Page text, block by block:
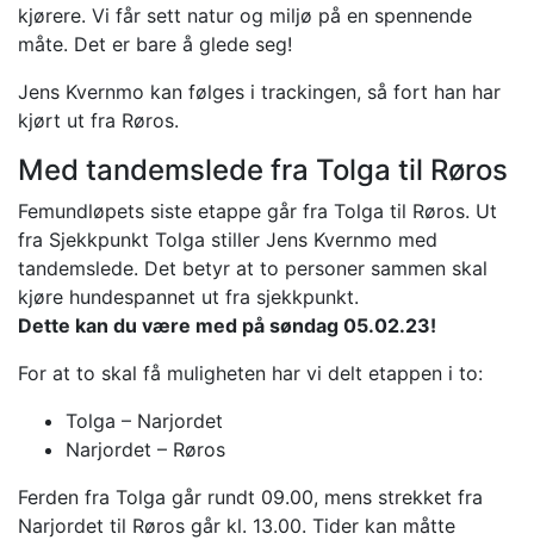
kjørere. Vi får sett natur og miljø på en spennende
måte. Det er bare å glede seg!
Jens Kvernmo kan følges i trackingen, så fort han har
kjørt ut fra Røros.
Med tandemslede fra Tolga til Røros
Femundløpets siste etappe går fra Tolga til Røros. Ut
fra Sjekkpunkt Tolga stiller Jens Kvernmo med
tandemslede. Det betyr at to personer sammen skal
kjøre hundespannet ut fra sjekkpunkt.
Dette kan du være med på søndag 05.02.23!
For at to skal få muligheten har vi delt etappen i to:
Tolga – Narjordet
Narjordet – Røros
Ferden fra Tolga går rundt 09.00, mens strekket fra
Narjordet til Røros går kl. 13.00. Tider kan måtte